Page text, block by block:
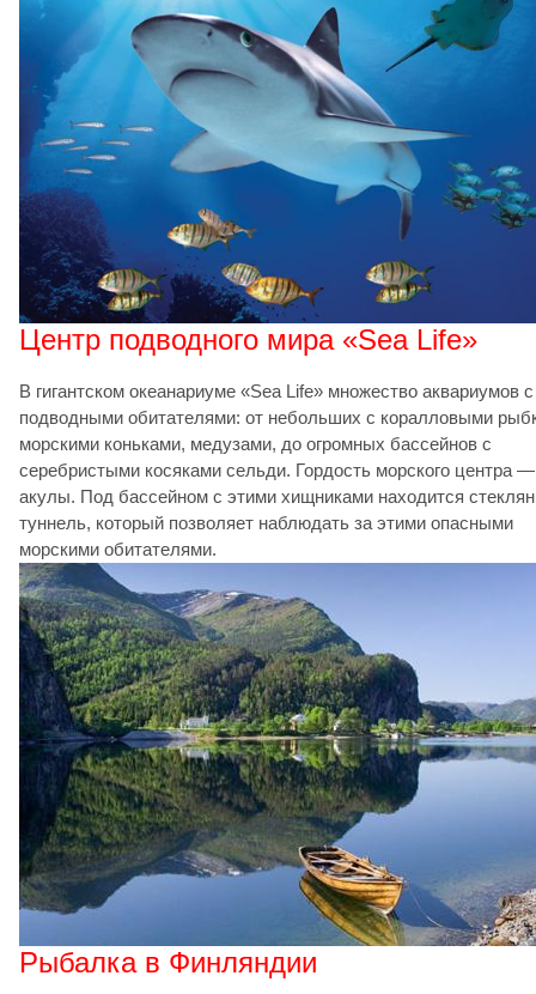
Центр подводного мира «Sea Life»
В гигантском океанариуме «Sea Life» множество аквариумов с
подводными обитателями: от небольших с коралловыми
морскими коньками, медузами, до огромных бассейнов с
серебристыми косяками сельди. Гордость морского центра —
акулы. Под бассейном с этими хищниками находится
туннель, который позволяет наблюдать за этими опасными
морскими обитателями.
Рыбалка в Финляндии